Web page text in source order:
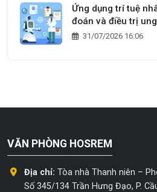
Ứng dụng trí tuệ
đoán và điều trị
31/07/2026 16:06
VĂN PHÒNG HOSREM
Địa chỉ: Tòa nhà Thanh niên –
Số 345/134 Trần Hưng Đạo, P.